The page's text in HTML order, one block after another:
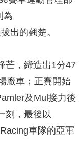
為
出的翹楚。
芒，締造出1分47
廠車；正賽開始
及Mul接力後
刻，最後以
車隊的亞軍